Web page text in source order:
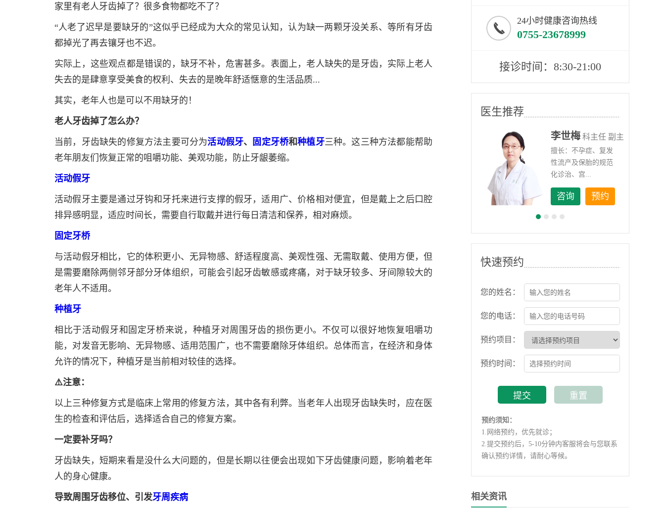
家里有老人牙齿掉了？很多食物都吃不了？
“人老了迟早是要缺牙的”这似乎已经成为大众的常见认知，认为缺一两颗牙没关系、等所有牙齿
都掉光了再去镶牙也不迟。
实际上，这些观点都是错误的，缺牙不补，危害甚多。表面上，老人缺失的是牙齿，实际上老人
失去的是肆意享受美食的权利、失去的是晚年舒适惬意的生活品质...
其实，老年人也是可以不用缺牙的！
老人牙齿掉了怎么办？
当前，牙齿缺失的修复方法主要可分为活动假牙、 固定牙桥和种植牙三种。这三种方法都能帮助
老年朋友们恢复正常的咀嚼功能、美观功能，防止牙龈萎缩。
活动假牙
活动假牙主要是通过牙钩和牙托来进行支撑的假牙，适用广、价格相对便宜，但是戴上之后口腔
排异感明显，适应时间长，需要自行取戴并进行每日清洁和保养，相对麻烦。
固定牙桥
与活动假牙相比，它的体积更小、无异物感、舒适程度高、美观性强、无需取戴、使用方便，但
是需要磨除两侧邻牙部分牙体组织，可能会引起牙齿敏感或疼痛，对于缺牙较多、牙间隙较大的
老年人不适用。
种植牙
相比于活动假牙和固定牙桥来说，种植牙对周围牙齿的损伤更小。不仅可以很好地恢复咀嚼功
能，对发音无影响、无异物感、适用范围广，也不需要磨除牙体组织。总体而言，在经济和身体
允许的情况下，种植牙是当前相对较佳的选择。
⚠️注意：
以上三种修复方式是临床上常用的修复方法，其中各有利弊。当老年人出现牙齿缺失时，应在医
生的检查和评估后，选择适合自己的修复方案。
一定要补牙吗？
牙齿缺失，短期来看是没什么大问题的，但是长期以往便会出现如下牙齿健康问题，影响着老年
人的身心健康。
导致周围牙齿移位、引发牙周疾病
24小时健康咨询热线
0755-23678999
接诊时间：8:30-21:00
医生推荐
李翠玲 副主任医师
咨询
李世梅 科主任 副主
任医师
擅长：不孕症、复发
性流产及保胎的规范
化诊治、宫...
咨询 预约
快速预约
您的姓名：
您的电话：
预约项目：
预约时间：
预约须知：
1. 网络预约，优先就诊；
2.提交预约后，5-10分钟内客服将会与您联系
确认预约详情，请耐心等候。
相关资讯